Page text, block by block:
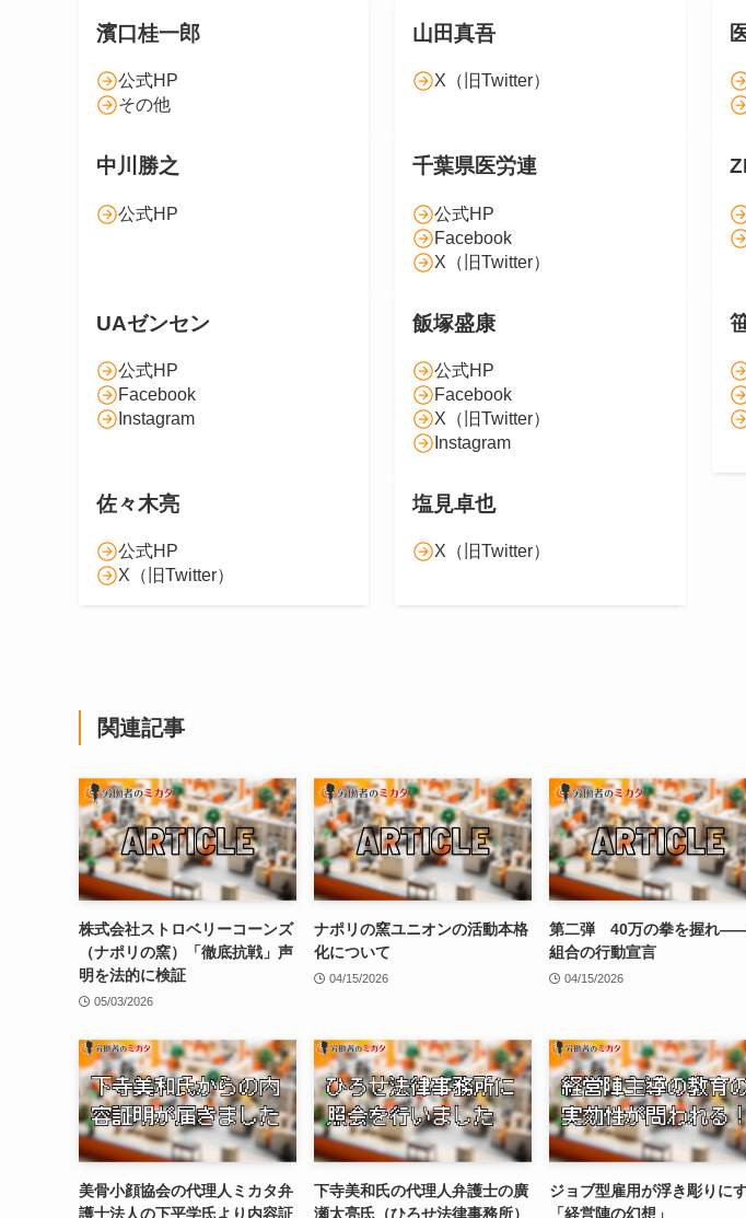
濱口桂一郎
公式HP
その他
山田真吾
X（旧Twitter）
中川勝之
公式HP
千葉県医労連
公式HP
Facebook
X（旧Twitter）
UAゼンセン
公式HP
Facebook
Instagram
飯塚盛康
公式HP
Facebook
X（旧Twitter）
Instagram
佐々木亮
公式HP
X（旧Twitter）
塩見卓也
X（旧Twitter）
関連記事
株式会社ストロベリーコーンズ
（ナポリの窯）「徹底抗戦」声
明を法的に検証
05/03/2026
ナポリの窯ユニオンの活動本格
化について
04/15/2026
第二弾 40万の拳を握れ
組合の行動宣言
04/15/2026
美骨小顔協会の代理人ミカタ弁
護士法人の下平学氏より内容証
下寺美和氏の代理人弁護士の廣
瀬太亮氏（ひろせ法律事務所）
ジョブ型雇用が浮き彫りに
「経営陣の幻想」